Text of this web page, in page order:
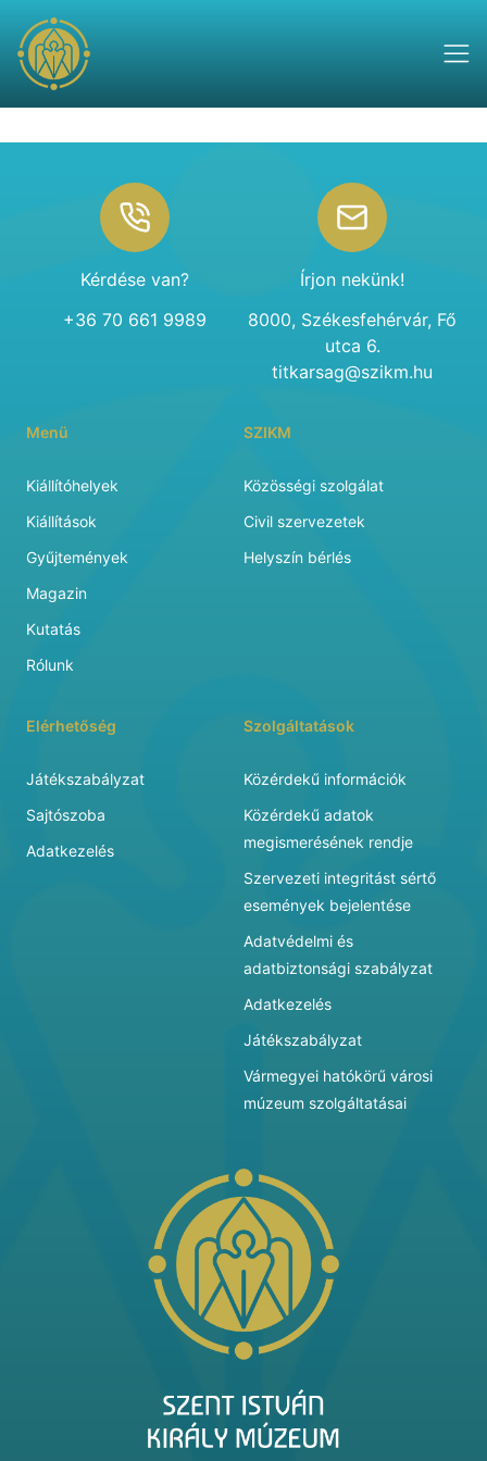
Kérdése van?
+36 70 661 9989
Írjon nekünk!
8000, Székesfehérvár, Fő
utca 6.
titkarsag@szikm.hu
Menü
Kiállítóhelyek
Kiállítások
Gyűjtemények
Magazin
Kutatás
Rólunk
SZIKM
Közösségi szolgálat
Civil szervezetek
Helyszín bérlés
Elérhetőség
Játékszabályzat
Sajtószoba
Adatkezelés
Szolgáltatások
Közérdekű információk
Közérdekű adatok
megismerésének rendje
Szervezeti integritást sértő
események bejelentése
Adatvédelmi és
adatbiztonsági szabályzat
Adatkezelés
Játékszabályzat
Vármegyei hatókörű városi
múzeum szolgáltatásai